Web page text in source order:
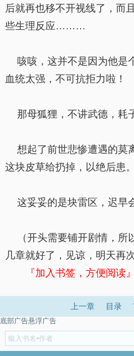
后就再也移不开视线了，而
些生理反应………
咳咳，这并不是因为他是
血统太强，不可抗拒力啦！
那母狐狸，不讲武德，耗
想起了前世悲惨遭遇的莫
这块皮草给扔掉，以绝后患。
这妥妥的是块雷区，迟早
（开头需要铺开剧情，所
几章就好了，见谅，明天再
『加入书签，方便阅读』
上一章 目录
底部广告悬浮广告